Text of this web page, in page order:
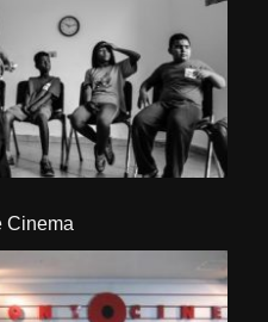
Cinema